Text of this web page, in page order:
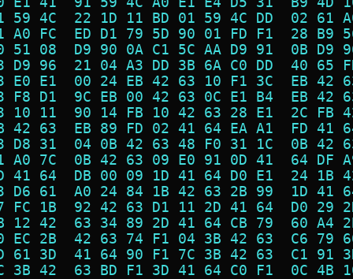
59 4C  22 1D 11 BD 01 59 4C DD  02
A0 FC  ED D1 79 5D 90 01 FD F1  28
51 08  D9 90 0A C1 5C AA D9 91  0B
D9 96  21 04 A3 DD 3B 6A C0 DD  40
E0 E1  00 24 EB 42 63 10 F1 3C  EB
F8 D1  9C EB 00 42 63 0C E1 B4  EB
10 11  90 14 FB 10 42 63 28 E1  2C
42 63  EB 89 FD 02 41 64 EA A1  FD
D8 31  04 0B 42 63 48 F0 31 1C  0B
A0 7C  0B 42 63 09 E0 91 0D 41  64
41 64  DB 00 09 1D 41 64 D0 E1  24
D6 61  A0 24 84 1B 42 63 2B 99  1D
FC 1B  92 42 63 D1 11 2D 41 64  D0
12 42  63 34 89 2D 41 64 CB 79  60
EC 2B  42 63 74 F1 04 3B 42 63  C6
61 3D  41 64 90 F1 7C 3B 42 63  C1
3B 42  63 BD F1 3D 41 64 C0 F1  0C